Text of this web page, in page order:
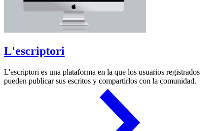
L'escriptori
L'escriptori es una plataforma en la que los usuarios registrados
pueden publicar sus escritos y compartirlos con la comunidad.